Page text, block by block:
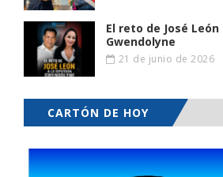
El reto de José
Gwendolyne
21 de junio de 2026
CARTÓN DE HOY